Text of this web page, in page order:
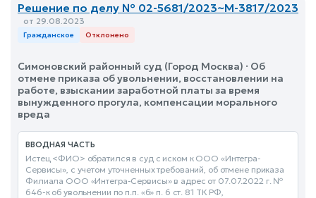
Решение по делу № 02-5681/2023~М-3817/2023
от 29.08.2023
Гражданское Отклонено
Симоновский районный суд (Город Москва) · Об
отмене приказа об увольнении, восстановлении на
работе, взыскании заработной платы за время
вынужденного прогула, компенсации морального
вреда
ВВОДНАЯ ЧАСТЬ
Истец <ФИО> обратился в суд с иском к ООО «Интегра-
Сервисы», с учетом уточненных требований, об отмене приказа
Филиала ООО «Интегра-Сервисы» в адрес от 07.07.2022 г. №
646-к об увольнении по п.п. «б» п. 6 ст. 81 ТК РФ,